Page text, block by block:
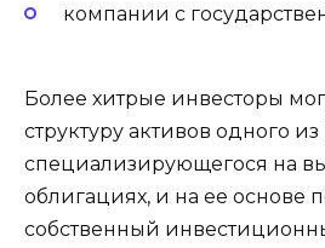
компании с
Более хитрые инвесторы
структуру активов одного
специализирующегося на
облигациях, и на ее основе
собственный